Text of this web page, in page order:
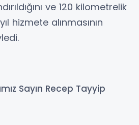
ve 120 kilometrelik
hizmete alınmasının
Sayın Recep Tayyip